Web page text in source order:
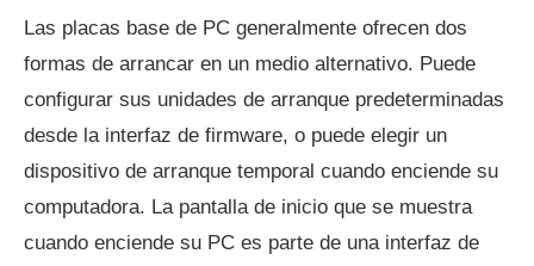
Las placas base de PC generalmente ofrecen dos
formas de arrancar en un medio alternativo. Puede
configurar sus unidades de arranque predeterminadas
desde la interfaz de firmware, o puede elegir un
dispositivo de arranque temporal cuando enciende su
computadora. La pantalla de inicio que se muestra
cuando enciende su PC es parte de una interfaz de